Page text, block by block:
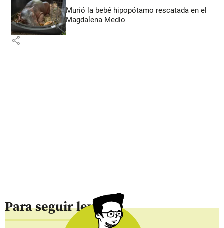
Murió la bebé hipopótamo rescatada en el
Magdalena Medio
share
Para seguir leyendo